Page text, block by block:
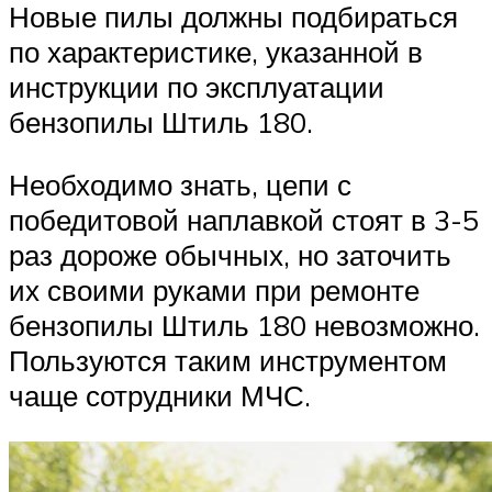
Новые пилы должны подбираться
по характеристике, указанной в
инструкции по эксплуатации
бензопилы Штиль 180.
Необходимо знать, цепи с
победитовой наплавкой стоят в 3-5
раз дороже обычных, но заточить
их своими руками при ремонте
бензопилы Штиль 180 невозможно.
Пользуются таким инструментом
чаще сотрудники МЧС.